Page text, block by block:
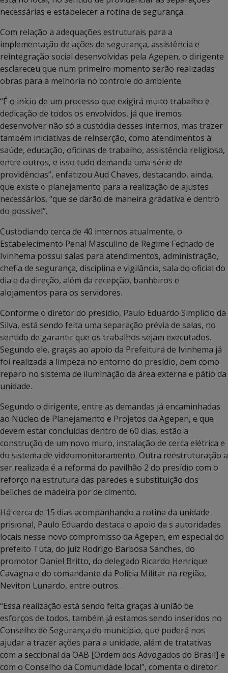
necessárias e estabelecer a rotina de segurança.
Com relação a adequações estruturais para a
implementação de ações de segurança, assistência e
reintegração social desenvolvidas pela Agepen, o dirigente
esclareceu que num primeiro momento serão realizadas
obras para a melhoria no controle do ambiente.
“É o início de um processo que exigirá muito trabalho e
dedicação de todos os envolvidos, já que iremos
desenvolver não só a custódia desses internos, mas trazer
também iniciativas de reinserção, como atendimentos à
saúde, educação, oficinas de trabalho, assistência religiosa,
entre outros, e isso tudo demanda uma série de
providências”, enfatizou Aud Chaves, destacando, ainda,
que existe o planejamento para a realização de ajustes
necessários, “que se darão de maneira gradativa e dentro
do possível”.
Custodiando cerca de 40 internos atualmente, o
Estabelecimento Penal Masculino de Regime Fechado de
Ivinhema possui salas para atendimentos, administração,
chefia de segurança, disciplina e vigilância, sala do oficial do
dia e da direção, além da recepção, banheiros e
alojamentos para os servidores.
Conforme o diretor do presídio, Paulo Eduardo Simplício da
Silva, está sendo feita uma separação prévia de salas, no
sentido de garantir que os trabalhos sejam executados.
Segundo ele, graças ao apoio da Prefeitura de Ivinhema já
foi realizada a limpeza no entorno do presídio, bem como
reparo no sistema de iluminação da área externa e pátio da
unidade.
Segundo o dirigente, entre as demandas já encaminhadas
ao Núcleo de Planejamento e Projetos da Agepen, e que
devem estar concluídas dentro de 60 dias, estão a
construção de um novo muro, instalação de cerca elétrica e
do sistema de videomonitoramento. Outra reestruturação a
ser realizada é a reforma do pavilhão 2 do presídio com o
reforço na estrutura das paredes e substituição dos
beliches de madeira por de cimento.
Há cerca de 15 dias acompanhando a rotina da unidade
prisional, Paulo Eduardo destaca o apoio da s autoridades
locais nesse novo compromisso da Agepen, em especial do
prefeito Tuta, do juiz Rodrigo Barbosa Sanches, do
promotor Daniel Britto, do delegado Ricardo Henrique
Cavagna e do comandante da Polícia Militar na região,
Neviton Lunardo, entre outros.
“Essa realização está sendo feita graças à união de
esforços de todos, também já estamos sendo inseridos no
Conselho de Segurança do município, que poderá nos
ajudar a trazer ações para a unidade, além de tratativas
com a seccional da OAB [Ordem dos Advogados do Brasil] e
com o Conselho da Comunidade local”, comenta o diretor.